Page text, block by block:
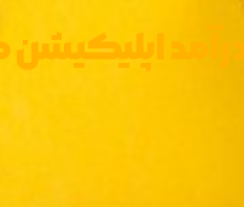
درآمد